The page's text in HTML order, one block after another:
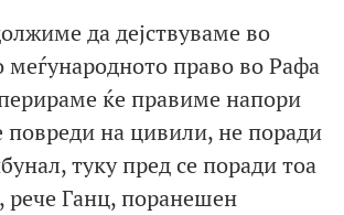
да дејствуваме во
меѓународното право во Рафа
ќе правиме напори
повреди на цивили, не поради
туку пред се поради тоа
рече Ганц, поранешен